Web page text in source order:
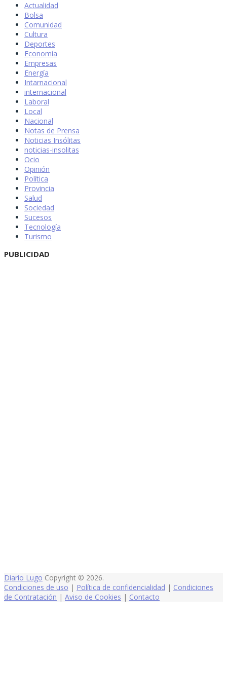
Actualidad
Bolsa
Comunidad
Cultura
Deportes
Economía
Empresas
Energía
Intarnacional
internacional
Laboral
Local
Nacional
Notas de Prensa
Noticias Insólitas
noticias-insolitas
Ocio
Opinión
Política
Provincia
Salud
Sociedad
Sucesos
Tecnología
Turismo
PUBLICIDAD
Diario Lugo Copyright © 2026.
Condiciones de uso | Política de confidencialidad | Condiciones
de Contratación | Aviso de Cookies | Contacto